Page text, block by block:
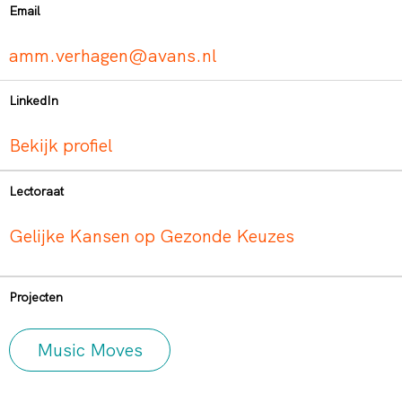
Email
amm.verhagen@avans.nl
LinkedIn
Bekijk profiel
Lectoraat
Gelijke Kansen op Gezonde Keuzes
Projecten
Music Moves